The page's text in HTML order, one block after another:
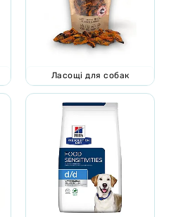
Ласощі для собак